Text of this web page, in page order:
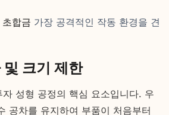
초합금 가장 공격적인 작동 환경을 견
크기 제한
성형 공정의 핵심 요소입니다. 우
공차를 유지하여 부품이 처음부터